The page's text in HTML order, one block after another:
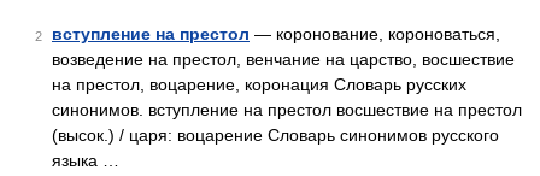
2 вступление на престол — коронование, короноваться,
возведение на престол, венчание на царство, восшествие
на престол, воцарение, коронация Словарь русских
синонимов. вступление на престол восшествие на престол
(высок.) / царя: воцарение Словарь синонимов русского
языка …